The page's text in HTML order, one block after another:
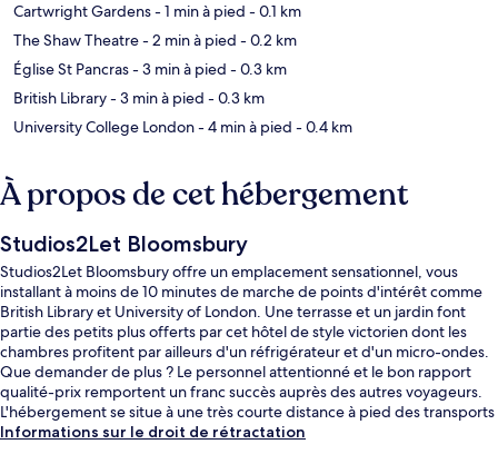
Cartwright Gardens- 1 min à pied - 0.1 km
The Shaw Theatre- 2 min à pied - 0.2 km
Église St Pancras- 3 min à pied - 0.3 km
British Library- 3 min à pied - 0.3 km
University College London- 4 min à pied - 0.4 km
À propos de cet hébergement
Studios2Let Bloomsbury
Studios2Let Bloomsbury offre un emplacement sensationnel, vous
installant à moins de 10 minutes de marche de points d'intérêt comme
British Library et University of London. Une terrasse et un jardin font
partie des petits plus offerts par cet hôtel de style victorien dont les
chambres profitent par ailleurs d'un réfrigérateur et d'un micro-ondes.
Que demander de plus ? Le personnel attentionné et le bon rapport
qualité-prix remportent un franc succès auprès des autres voyageurs.
L'hébergement se situe à une très courte distance à pied des transports
publics : Station de métro King's Cross St. Pancras se trouve à 7 min et
Informations sur le droit de rétractation